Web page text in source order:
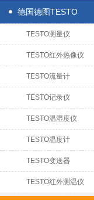
德国德图TESTO
TESTO测量仪
TESTO红外热像仪
TESTO流量计
TESTO记录仪
TESTO温湿度仪
TESTO温度计
TESTO变送器
TESTO红外测温仪